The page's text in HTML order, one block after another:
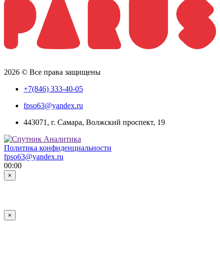
2026 © Все права защищены
+7(846) 333-40-05
fpso63@yandex.ru
443071, г. Самара, Волжский проспект, 19
Политика конфиденциальности
fpso63@yandex.ru
00:00
×
×